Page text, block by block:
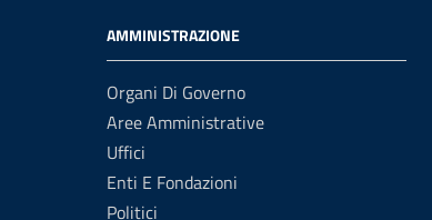
AMMINISTRAZIONE
Organi Di Governo
Aree Amministrative
Uffici
Enti E Fondazioni
Politici